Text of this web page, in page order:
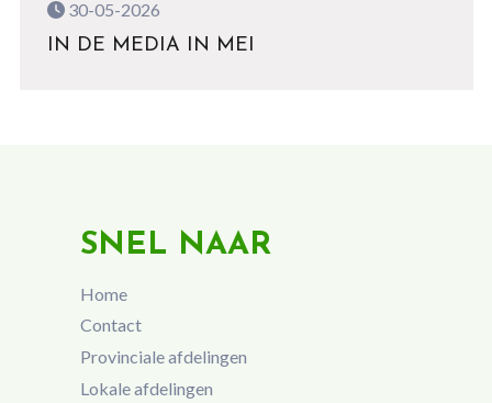
30-05-2026
IN DE MEDIA IN MEI
SNEL NAAR
Home
Contact
Provinciale afdelingen
Lokale afdelingen